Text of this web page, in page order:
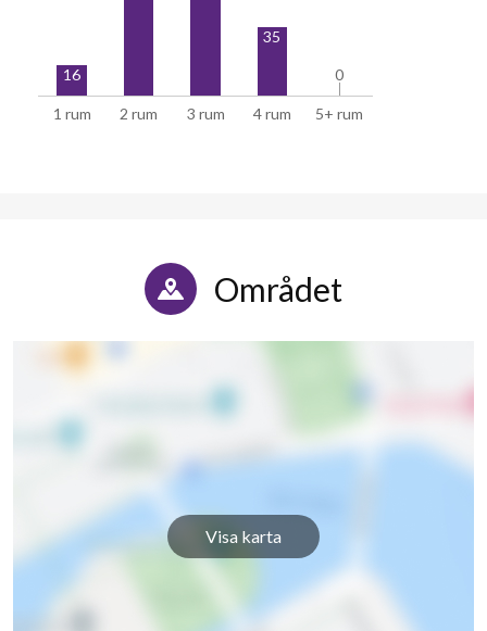
1 rum 2 rum 3 rum 4 rum 5+ rum
16
35
0
0
Området
Visa karta